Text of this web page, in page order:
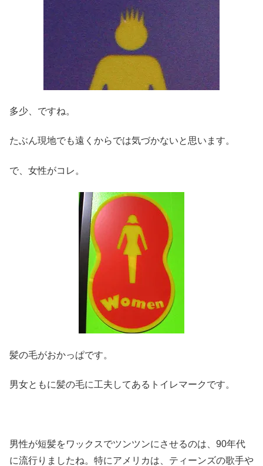
多少、ですね。
たぶん現地でも遠くからでは気づかないと思います。
で、女性がコレ。
髪の毛がおかっぱです。
男女ともに髪の毛に工夫してあるトイレマークです。
男性が短髪をワックスでツンツンにさせるのは、90年代
に流行りましたね。特にアメリカは、ティーンズの歌手や